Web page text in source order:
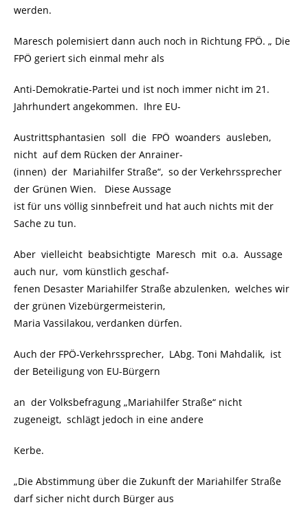
werden.
Maresch polemisiert dann auch noch in Richtung FPÖ. „ Die
FPÖ geriert sich einmal mehr als
Anti-Demokratie-Partei und ist noch immer nicht im 21.
Jahrhundert angekommen. Ihre EU-
Austrittsphantasien soll die FPÖ woanders ausleben,
nicht auf dem Rücken der Anrainer-
(innen) der Mariahilfer Straße“, so der Verkehrssprecher
der Grünen Wien. Diese Aussage
ist für uns völlig sinnbefreit und hat auch nichts mit der
Sache zu tun.
Aber vielleicht beabsichtigte Maresch mit o.a. Aussage
auch nur, vom künstlich geschaf-
fenen Desaster Mariahilfer Straße abzulenken, welches wir
der grünen Vizebürgermeisterin,
Maria Vassilakou, verdanken dürfen.
Auch der FPÖ-Verkehrssprecher, LAbg. Toni Mahdalik, ist
der Beteiligung von EU-Bürgern
an der Volksbefragung „Mariahilfer Straße“ nicht
zugeneigt, schlägt jedoch in eine andere
Kerbe.
„Die Abstimmung über die Zukunft der Mariahilfer Straße
darf sicher nicht durch Bürger aus